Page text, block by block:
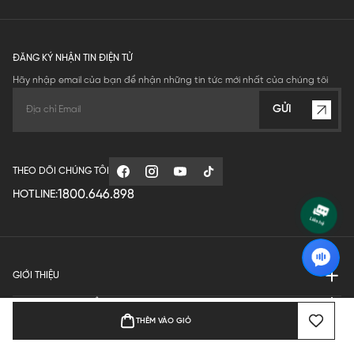
THÊM VÀO GIỎ
ĐĂNG KÝ NHẬN TIN ĐIỆN TỬ
Hãy nhập email của bạn để nhận những tin tức mới nhất của chúng tôi
GỬI
THEO DÕI CHÚNG TÔI
HOTLINE:1800.646.898
GIỚI THIỆU
QUY ĐỊNH HOẠT ĐỘNG